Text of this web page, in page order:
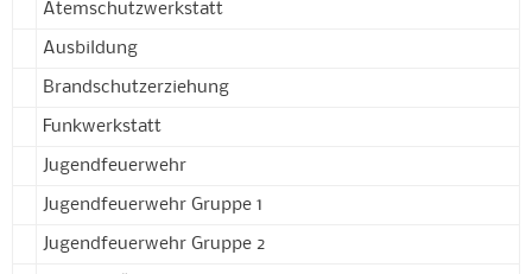
Atemschutzwerkstatt
Ausbildung
Brandschutzerziehung
Funkwerkstatt
Jugendfeuerwehr
Jugendfeuerwehr Gruppe 1
Jugendfeuerwehr Gruppe 2